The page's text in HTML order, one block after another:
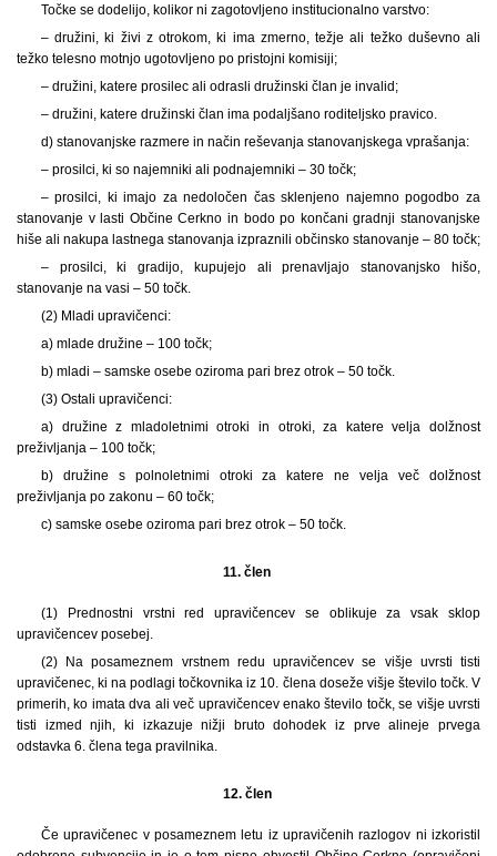
Točke se dodelijo, kolikor ni zagotovljeno institucionalno varstvo:
– družini, ki živi z otrokom, ki ima zmerno, težje ali težko duševno ali
težko telesno motnjo ugotovljeno po pristojni komisiji;
– družini, katere prosilec ali odrasli družinski član je invalid;
– družini, katere družinski član ima podaljšano roditeljsko pravico.
d) stanovanjske razmere in način reševanja stanovanjskega vprašanja:
– prosilci, ki so najemniki ali podnajemniki – 30 točk;
– prosilci, ki imajo za nedoločen čas sklenjeno najemno pogodbo za
stanovanje v lasti Občine Cerkno in bodo po končani gradnji stanovanjske
hiše ali nakupa lastnega stanovanja izpraznili občinsko stanovanje – 80 točk;
– prosilci, ki gradijo, kupujejo ali prenavljajo stanovanjsko hišo,
stanovanje na vasi – 50 točk.
(2) Mladi upravičenci:
a) mlade družine – 100 točk;
b) mladi – samske osebe oziroma pari brez otrok – 50 točk.
(3) Ostali upravičenci:
a) družine z mladoletnimi otroki in otroki, za katere velja dolžnost
preživljanja – 100 točk;
b) družine s polnoletnimi otroki za katere ne velja več dolžnost
preživljanja po zakonu – 60 točk;
c) samske osebe oziroma pari brez otrok – 50 točk.
11. člen
(1)
Prednostni vrstni red upravičencev se oblikuje za vsak sklop
upravičencev posebej.
(2) Na posameznem vrstnem redu upravičencev se višje uvrsti tisti
upravičenec, ki na podlagi točkovnika iz 10. člena doseže višje število točk. V
primerih, ko imata dva ali več upravičencev enako število točk, se višje uvrsti
tisti izmed njih, ki izkazuje nižji bruto dohodek iz prve alineje prvega
odstavka 6. člena tega pravilnika.
12. člen
Če upravičenec v posameznem letu iz upravičenih razlogov ni izkoristil